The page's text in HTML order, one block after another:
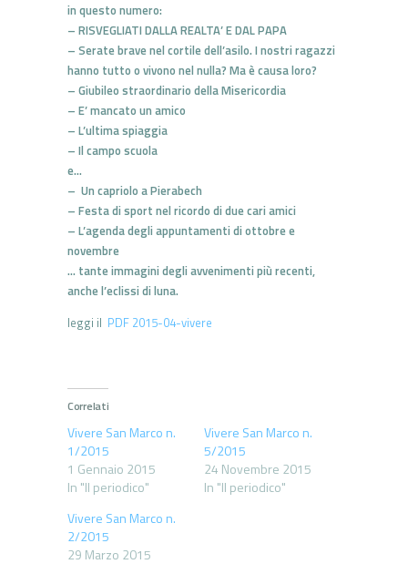
in questo numero:
– RISVEGLIATI DALLA REALTA’ E DAL PAPA
– Serate brave nel cortile dell’asilo. I nostri ragazzi
hanno tutto o vivono nel nulla? Ma è causa loro?
– Giubileo straordinario della Misericordia
– E’ mancato un amico
– L’ultima spiaggia
– Il campo scuola
e…
– Un capriolo a Pierabech
– Festa di sport nel ricordo di due cari amici
– L’agenda degli appuntamenti di ottobre e
novembre
… tante immagini degli avvenimenti più recenti,
anche l’eclissi di luna.
leggi il PDF 2015-04-vivere
Correlati
Vivere San Marco n.
1/2015
1 Gennaio 2015
In "Il periodico"
Vivere San Marco n.
5/2015
24 Novembre 2015
In "Il periodico"
Vivere San Marco n.
2/2015
29 Marzo 2015